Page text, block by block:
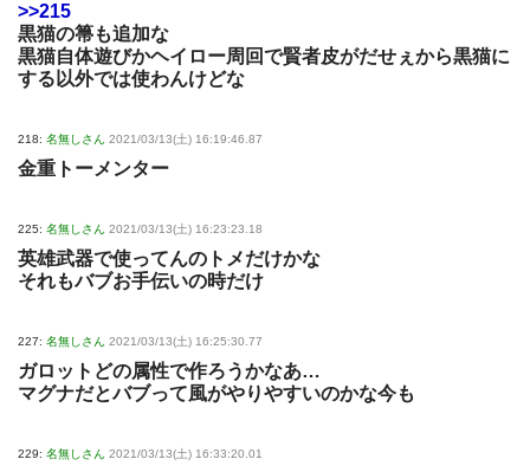
>>215
黒猫の箒も追加な
黒猫自体遊びかヘイロー周回で賢者皮がだせぇから黒猫に
する以外では使わんけどな
218: 名無しさん 2021/03/13(土) 16:19:46.87
金重トーメンター
225: 名無しさん 2021/03/13(土) 16:23:23.18
英雄武器で使ってんのトメだけかな
それもバブお手伝いの時だけ
227: 名無しさん 2021/03/13(土) 16:25:30.77
ガロットどの属性で作ろうかなあ…
マグナだとバブって風がやりやすいのかな今も
229: 名無しさん 2021/03/13(土) 16:33:20.01